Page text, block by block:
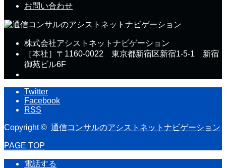
お問い合わせ
株式会社アシストネットナビゲーション
［本社］〒1160-0022 東京都新宿区新宿1-5-1 新宿
御苑ビル6F
Twitter
Facebook
RSS
Copyright © 通信コンサルのアシストネットナビゲーション
PAGE TOP
電話する